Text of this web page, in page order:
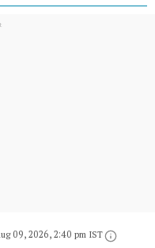
09, 2026, 2:40 pm IST